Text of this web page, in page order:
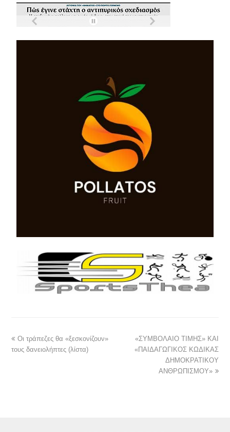
Οι τράπεζες θα «ξεσκονίζουν»
τους δανειολήπτες (λίστα)
«ΣΥΜΒΟΛΑΙΟ ΤΙΜΗΣ» ΚΑΙ
«ΠΑΙΔΑΓΩΓΙΚΟΣ ΚΩΔΙΚΑΣ
ΔΗΜΟΚΡΑΤΙΚΟΥ
ΑΝΘΡΩΠΙΣΜΟΥ»